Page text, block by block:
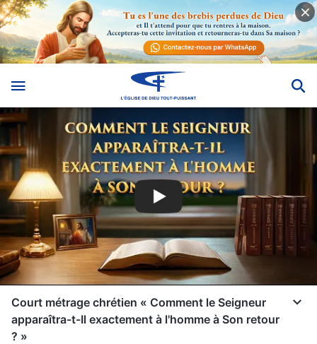
Court métrage chrétien « Comment le Seigneur
apparaîtra-t-Il exactement à l'homme à Son retour
? »